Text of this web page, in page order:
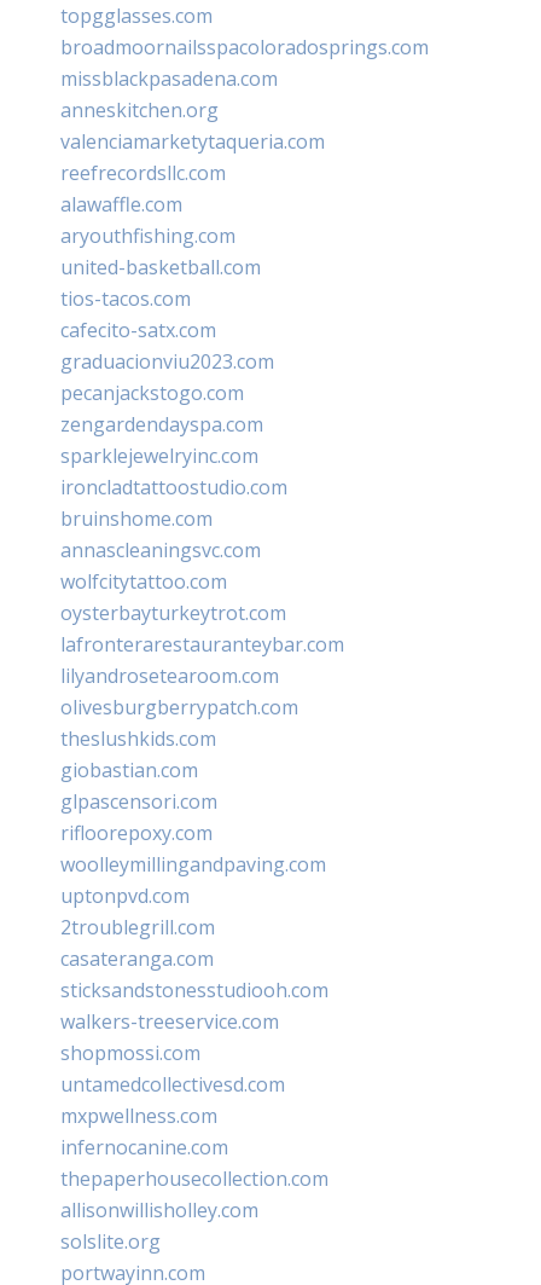
topgglasses.com
broadmoornailsspacoloradosprings.com
missblackpasadena.com
anneskitchen.org
valenciamarketytaqueria.com
reefrecordsllc.com
alawaffle.com
aryouthfishing.com
united-basketball.com
tios-tacos.com
cafecito-satx.com
graduacionviu2023.com
pecanjackstogo.com
zengardendayspa.com
sparklejewelryinc.com
ironcladtattoostudio.com
bruinshome.com
annascleaningsvc.com
wolfcitytattoo.com
oysterbayturkeytrot.com
lafronterarestauranteybar.com
lilyandrosetearoom.com
olivesburgberrypatch.com
theslushkids.com
giobastian.com
glpascensori.com
rifloorepoxy.com
woolleymillingandpaving.com
uptonpvd.com
2troublegrill.com
casateranga.com
sticksandstonesstudiooh.com
walkers-treeservice.com
shopmossi.com
untamedcollectivesd.com
mxpwellness.com
infernocanine.com
thepaperhousecollection.com
allisonwillisholley.com
solslite.org
portwayinn.com